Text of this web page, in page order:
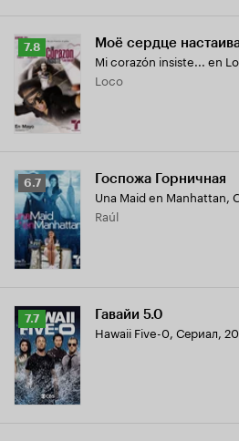
Рейтинг
Кинопоиска
7.8
7.8 Моё сердце
Loco
Рейтинг
Кинопоиска
6.7
6.7 Госпожа Горничная
Una Maid en Manhattan,
Raúl
Рейтинг
Кинопоиска
7.7
7.7 Гавайи 5.0
Hawaii Five-0, Сериал,